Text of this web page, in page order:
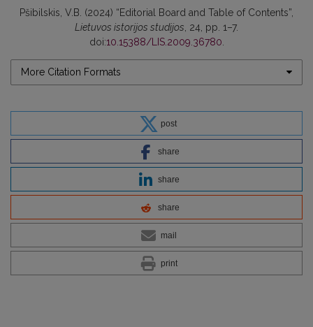
Pšibilskis, V.B. (2024) “Editorial Board and Table of Contents”,
Lietuvos istorijos studijos , 24, pp. 1–7.
doi:10.15388/LIS.2009.36780
More Citation Formats
post
share
share
share
mail
print